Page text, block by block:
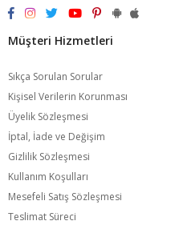
Müşteri Hizmetleri
Sıkça Sorulan Sorular
Kişisel Verilerin Korunması
Üyelik Sözleşmesi
İptal, İade ve Değişim
Gizlilik Sözleşmesi
Kullanım Koşulları
Mesefeli Satış Sözleşmesi
Teslimat Süreci